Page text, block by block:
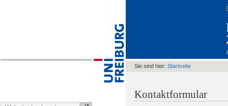
Sie sind hier: Startseite
Kontaktformular